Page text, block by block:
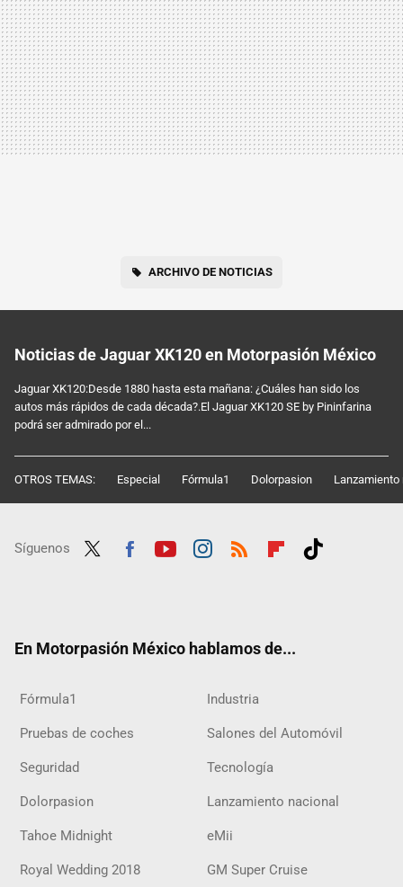
ARCHIVO DE NOTICIAS
Noticias de Jaguar XK120 en Motorpasión México
Jaguar XK120:Desde 1880 hasta esta mañana: ¿Cuáles han sido los
autos más rápidos de cada década?.El Jaguar XK120 SE by Pininfarina
podrá ser admirado por el...
OTROS TEMAS: Especial Fórmula1 Dolorpasion Lanzamiento
Síguenos
En Motorpasión México hablamos de...
Fórmula1 Industria
Pruebas de coches Salones del Automóvil
Seguridad Tecnología
Dolorpasion Lanzamiento nacional
Tahoe Midnight eMii
Royal Wedding 2018 GM Super Cruise